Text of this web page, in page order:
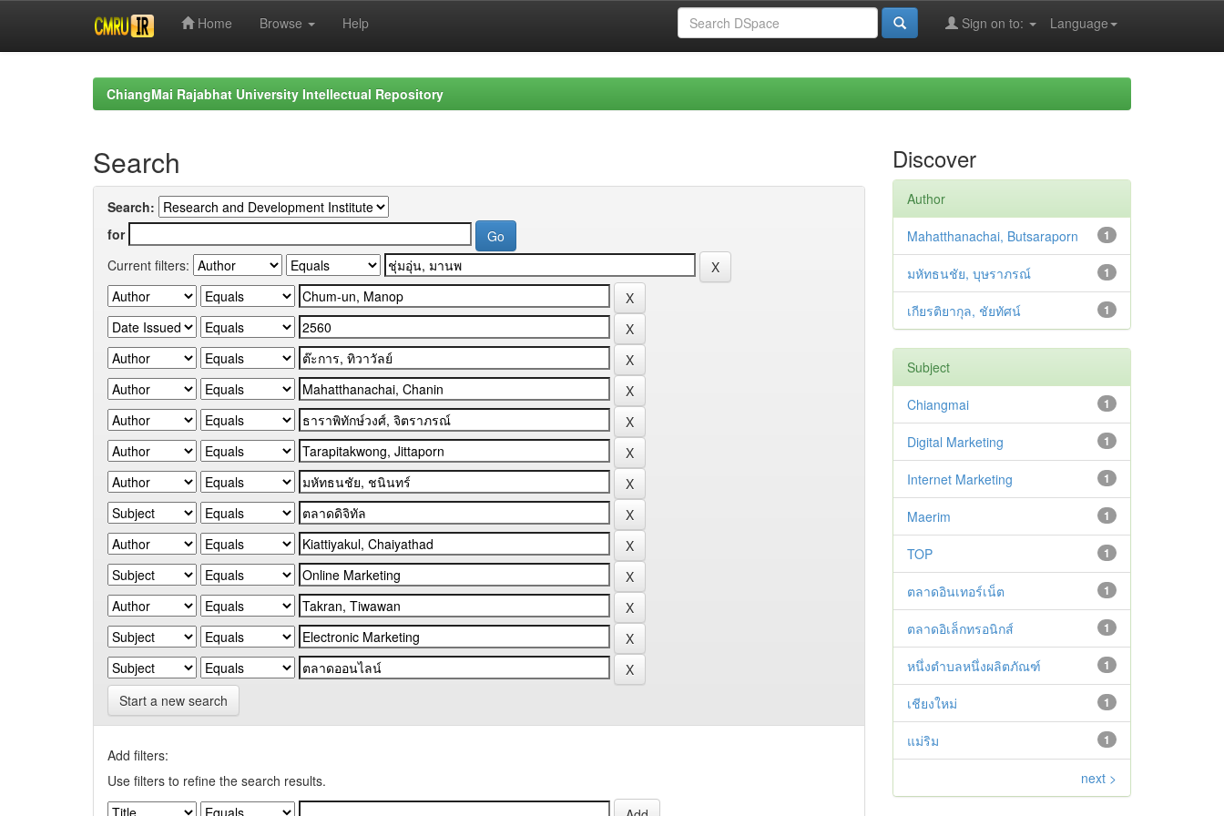
Home Browse Help Language
Sign on to:
ChiangMai Rajabhat University Intellectual Repository
Search
Search:
for
Current filters:
Start a new search
Add filters:
Use filters to refine the search results.
Discover
Author
1
Mahatthanachai, Butsaraporn
1
มหัทธนชัย, บุษราภรณ์
1
เกียรติยากุล, ชัยทัศน์
Subject
1
Chiangmai
1
Digital Marketing
1
Internet Marketing
1
Maerim
1
TOP
1
ตลาดอินเทอร์เน็ต
1
ตลาดอิเล็กทรอนิกส์
1
หนึ่งตำบลหนึ่งผลิตภัณฑ์
1
เชียงใหม่
1
แม่ริม
next >